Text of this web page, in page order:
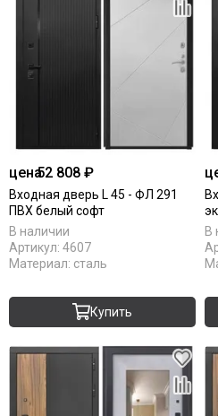
цена52 808 ₽
Входная дверь L 45 - ФЛ 291
ПВХ белый софт
В наличии
Артикул: 4607
Материал: сталь
Купить
В